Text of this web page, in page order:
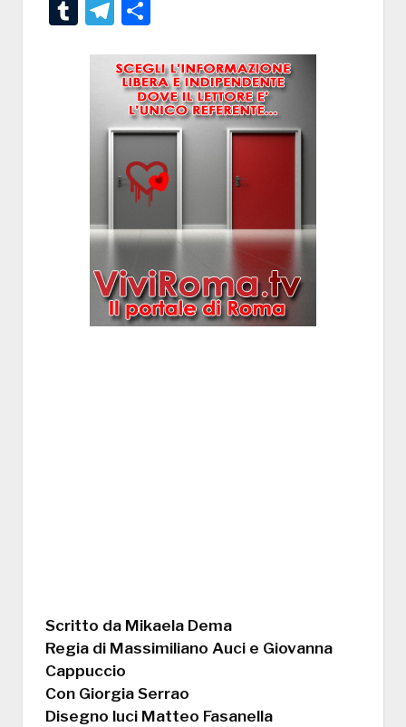
TumblrTelegram
Scritto da Mikaela Dema
Regia di Massimiliano Auci e Giovanna
Cappuccio
Con Giorgia Serrao
Disegno luci Matteo Fasanella